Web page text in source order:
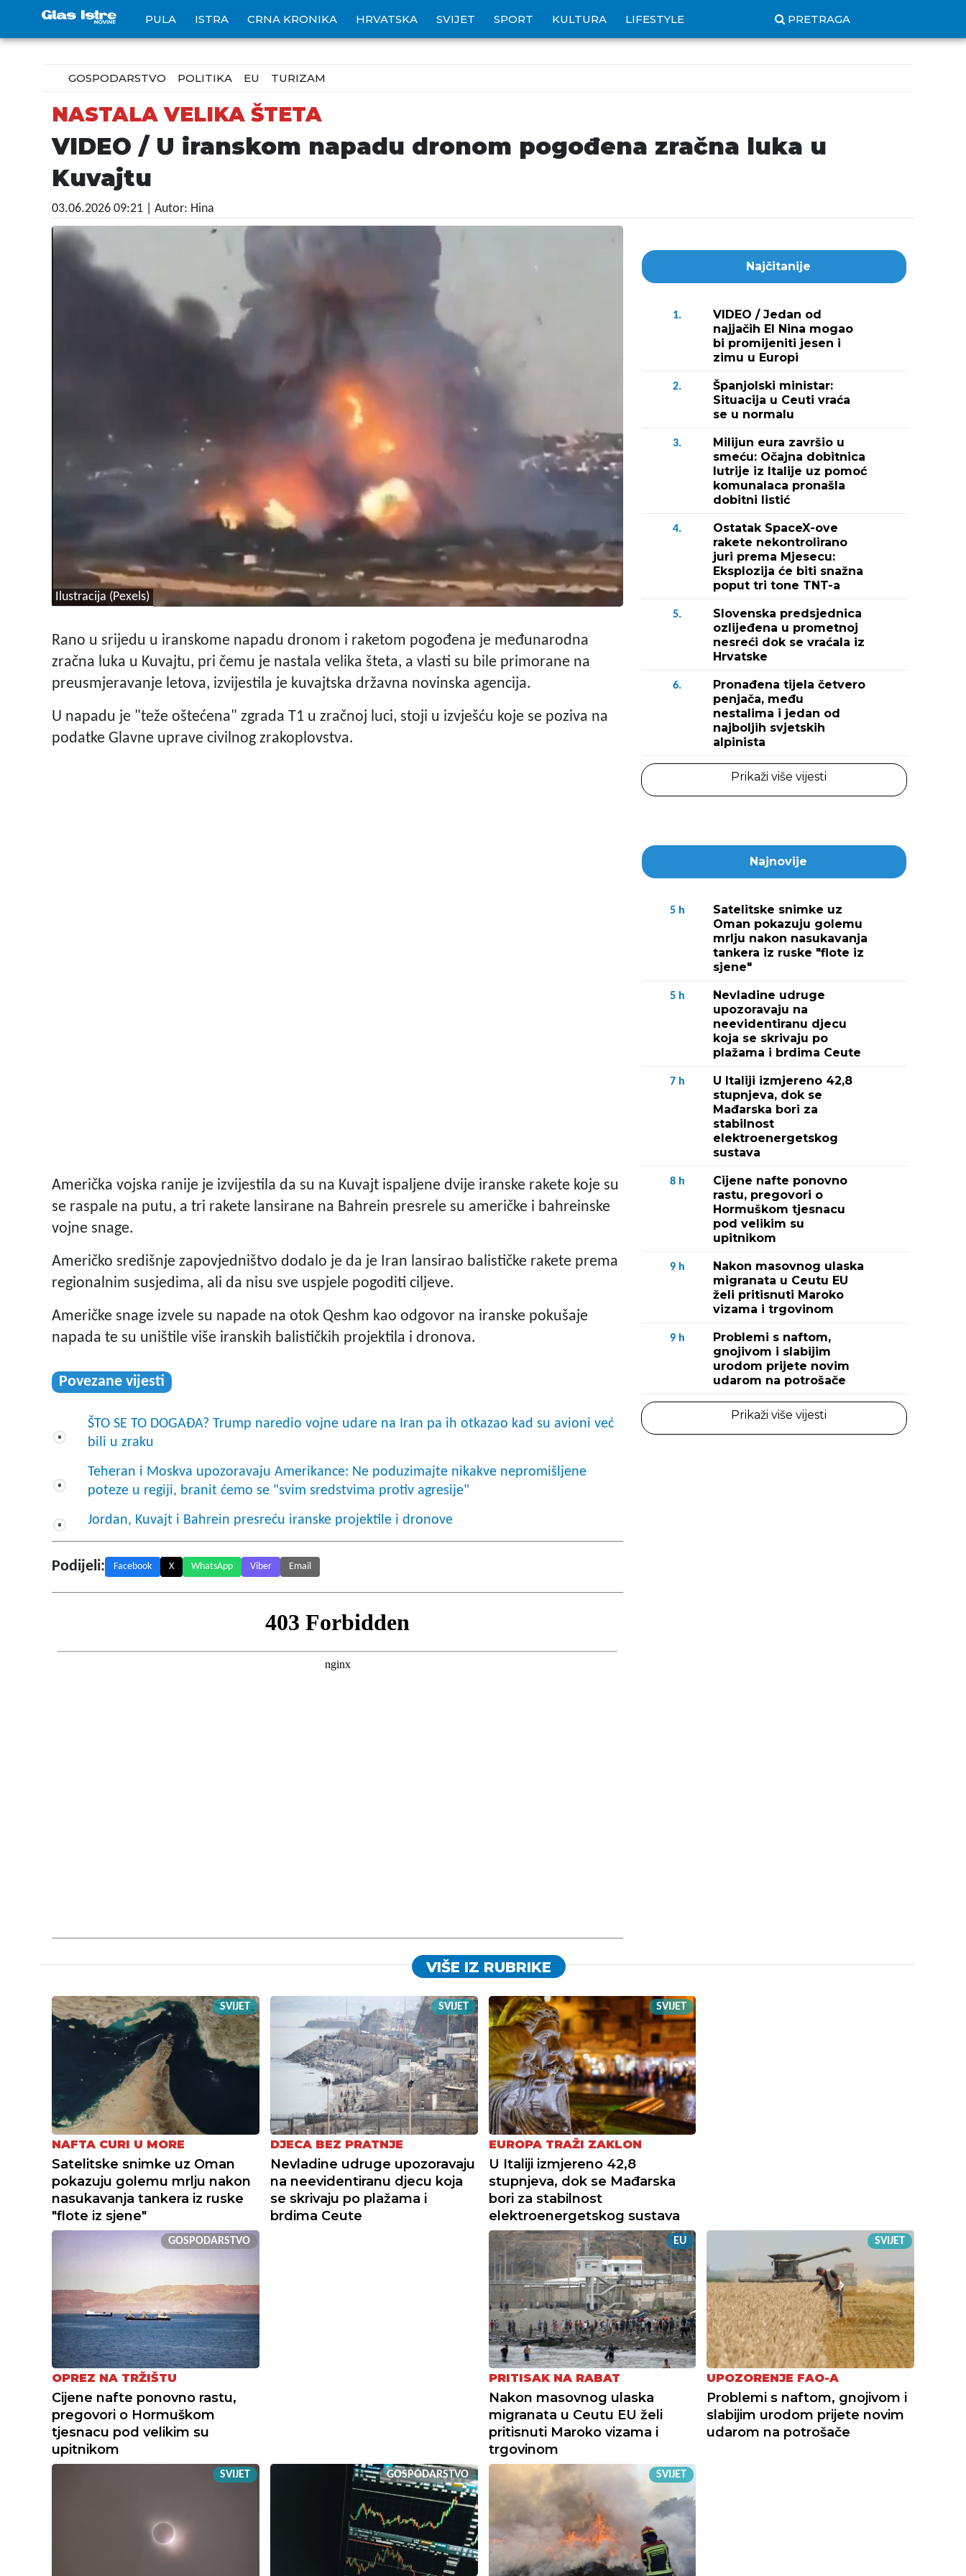
PULA ISTRA CRNA KRONIKA HRVATSKA SVIJET SPORT KULTURA LIFESTYLE PRETRAGA
GOSPODARSTVO POLITIKA EU TURIZAM
NASTALA VELIKA ŠTETA
VIDEO / U iranskom napadu dronom pogođena zračna luka u
Kuvajtu
03.06.2026 09:21 | Autor: Hina
Ilustracija (Pexels)
Rano u srijedu u iranskome napadu dronom i raketom pogođena je međunarodna
zračna luka u Kuvajtu, pri čemu je nastala velika šteta, a vlasti su bile primorane na
preusmjeravanje letova, izvijestila je kuvajtska državna novinska agencija.
U napadu je "teže oštećena" zgrada T1 u zračnoj luci, stoji u izvješću koje se poziva na
podatke Glavne uprave civilnog zrakoplovstva.
Američka vojska ranije je izvijestila da su na Kuvajt ispaljene dvije iranske rakete koje su
se raspale na putu, a tri rakete lansirane na Bahrein presrele su američke i bahreinske
vojne snage.
Američko središnje zapovjedništvo dodalo je da je Iran lansirao balističke rakete prema
regionalnim susjedima, ali da nisu sve uspjele pogoditi ciljeve.
Američke snage izvele su napade na otok Qeshm kao odgovor na iranske pokušaje
napada te su uništile više iranskih balističkih projektila i dronova.
Povezane vijesti
ŠTO SE TO DOGAĐA? Trump naredio vojne udare na Iran pa ih otkazao kad su avioni već
bili u zraku
Teheran i Moskva upozoravaju Amerikance: Ne poduzimajte nikakve nepromišljene
poteze u regiji, branit ćemo se "svim sredstvima protiv agresije"
Jordan, Kuvajt i Bahrein presreću iranske projektile i dronove
Podijeli: Facebook X WhatsApp Viber Email
Najčitanije
1.
VIDEO / Jedan od
najjačih El Nina mogao
bi promijeniti jesen i
zimu u Europi
2.
Španjolski ministar:
Situacija u Ceuti vraća
se u normalu
3.
Milijun eura završio u
smeću: Očajna dobitnica
lutrije iz Italije uz pomoć
komunalaca pronašla
dobitni listić
4.
Ostatak SpaceX-ove
rakete nekontrolirano
juri prema Mjesecu:
Eksplozija će biti snažna
poput tri tone TNT-a
5.
Slovenska predsjednica
ozlijeđena u prometnoj
nesreći dok se vraćala iz
Hrvatske
6.
Pronađena tijela četvero
penjača, među
nestalima i jedan od
najboljih svjetskih
alpinista
Prikaži više vijesti
Najnovije
5 h
Satelitske snimke uz
Oman pokazuju golemu
mrlju nakon nasukavanja
tankera iz ruske "flote iz
sjene"
5 h
Nevladine udruge
upozoravaju na
neevidentiranu djecu
koja se skrivaju po
plažama i brdima Ceute
7 h
U Italiji izmjereno 42,8
stupnjeva, dok se
Mađarska bori za
stabilnost
elektroenergetskog
sustava
8 h
Cijene nafte ponovno
rastu, pregovori o
Hormuškom tjesnacu
pod velikim su
upitnikom
9 h
Nakon masovnog ulaska
migranata u Ceutu EU
želi pritisnuti Maroko
vizama i trgovinom
9 h
Problemi s naftom,
gnojivom i slabijim
urodom prijete novim
udarom na potrošače
Prikaži više vijesti
VIŠE IZ RUBRIKE
SVIJET
NAFTA CURI U MORE
Satelitske snimke uz Oman
pokazuju golemu mrlju nakon
nasukavanja tankera iz ruske
"flote iz sjene"
SVIJET
DJECA BEZ PRATNJE
Nevladine udruge upozoravaju
na neevidentiranu djecu koja
se skrivaju po plažama i
brdima Ceute
SVIJET
EUROPA TRAŽI ZAKLON
U Italiji izmjereno 42,8
stupnjeva, dok se Mađarska
bori za stabilnost
elektroenergetskog sustava
GOSPODARSTVO
OPREZ NA TRŽIŠTU
Cijene nafte ponovno rastu,
pregovori o Hormuškom
tjesnacu pod velikim su
upitnikom
EU
PRITISAK NA RABAT
Nakon masovnog ulaska
migranata u Ceutu EU želi
pritisnuti Maroko vizama i
trgovinom
SVIJET
UPOZORENJE FAO-A
Problemi s naftom, gnojivom i
slabijim urodom prijete novim
udarom na potrošače
SVIJET GOSPODARSTVO SVIJET